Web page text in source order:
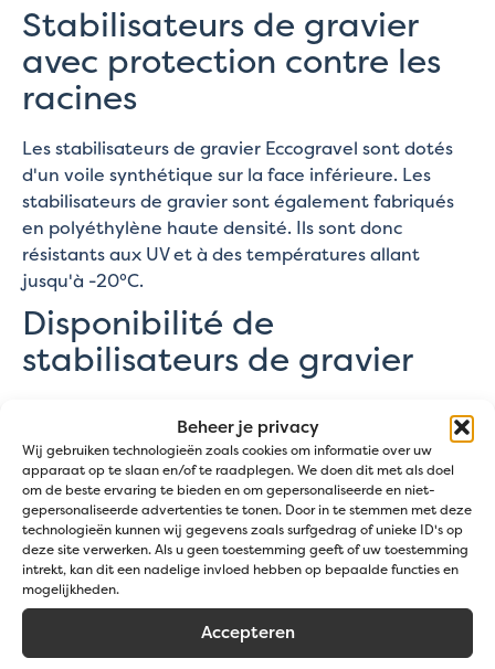
Beheer je privacy
Wij gebruiken technologieën zoals cookies om informatie over uw
apparaat op te slaan en/of te raadplegen. We doen dit met als doel
om de beste ervaring te bieden en om gepersonaliseerde en niet-
gepersonaliseerde advertenties te tonen. Door in te stemmen met deze
technologieën kunnen wij gegevens zoals surfgedrag of unieke ID's op
deze site verwerken. Als u geen toestemming geeft of uw toestemming
intrekt, kan dit een nadelige invloed hebben op bepaalde functies en
mogelijkheden.
Accepteren
Stabilisateurs de gravier
avec protection contre les
racines
Les stabilisateurs de gravier Eccogravel sont dotés
d'un voile synthétique sur la face inférieure. Les
stabilisateurs de gravier sont également fabriqués
en polyéthylène haute densité. Ils sont donc
résistants aux UV et à des températures allant
jusqu'à -20°C.
Disponibilité de
stabilisateurs de gravier
Disponible en blanc ou gris, selon la couleur du
gravier. Vous pouvez choisir entre des tapis
blancs ou gris.
D'unelongueur de 1,6 met d'unelargeur de
1,2 m, elles couvrent1,92 m². Ils sont pliés en
deux dans le sens de la longueur. Cela permet
de les diviser facilement à 80 cm.
Souvent combiné avec
faciles à fixer pour indiquer les places de
stationnement. Disponible en blanc ou en noir.